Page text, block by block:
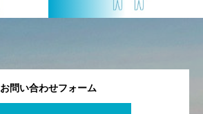
お問い合わせフォーム